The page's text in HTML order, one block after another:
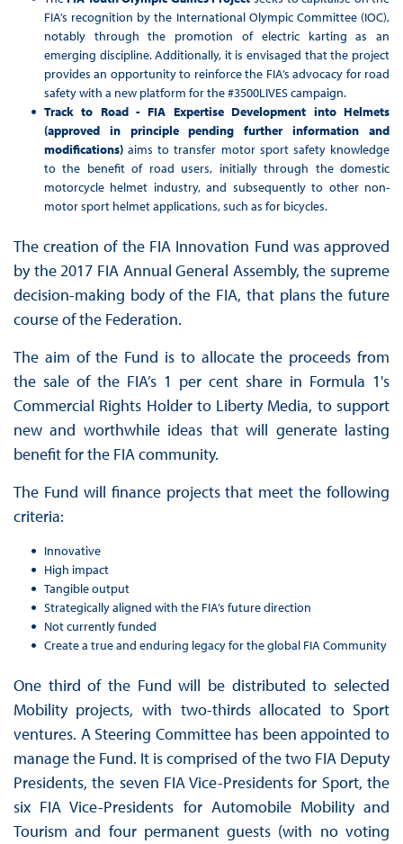
FIA’s recognition by the International Olympic Committee (IOC),
notably through the promotion of electric karting as an
emerging discipline. Additionally, it is envisaged that the project
provides an opportunity to reinforce the FIA’s advocacy for road
safety with a new platform for the #3500LIVES campaign.
Track to Road - FIA Expertise Development into Helmets
(approved in principle pending further information and
modifications)aims to transfer motor sport safety knowledge
to the benefit of road users, initially through the domestic
motorcycle helmet industry, and subsequently to other non-
motor sport helmet applications, such as for bicycles.
The creation of the FIA Innovation Fund was approved
by the 2017 FIA Annual General Assembly, the supreme
decision-making body of the FIA, that plans the future
course of the Federation.
The aim of the Fund is to allocate the proceeds from
the sale of the FIA’s 1 per cent share in Formula 1's
Commercial Rights Holder to Liberty Media, to support
new and worthwhile ideas that will generate lasting
benefit for the FIA community.
The Fund will finance projects that meet the following
criteria:
Innovative
High impact
Tangible output
Strategically aligned with the FIA’s future direction
Not currently funded
Create a true and enduring legacy for the global FIA Community
One third of the Fund will be distributed to selected
Mobility projects, with two-thirds allocated to Sport
ventures. A Steering Committee has been appointed to
manage the Fund. It is comprised of the two FIA Deputy
Presidents, the seven FIA Vice-Presidents for Sport, the
six FIA Vice-Presidents for Automobile Mobility and
Tourism and four permanent guests (with no voting